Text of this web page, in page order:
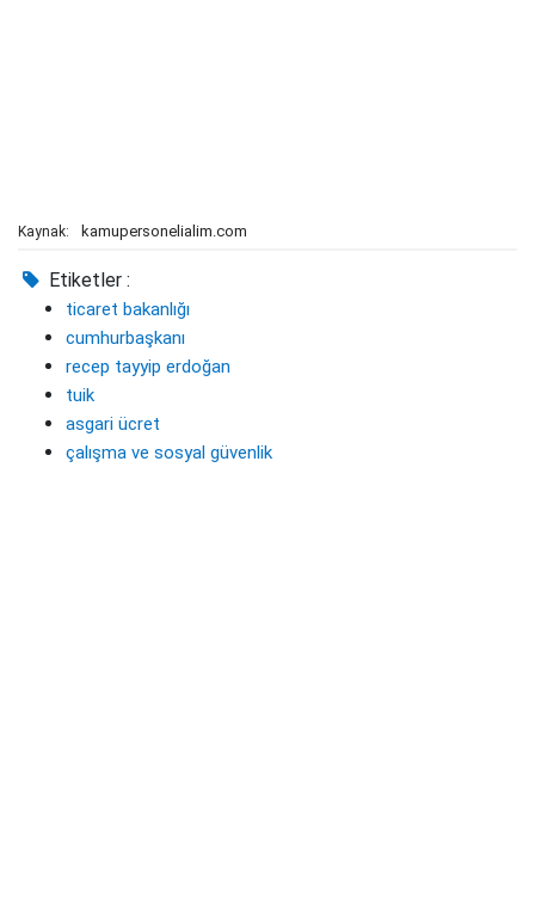
Kaynak: kamupersonelialim.com
Etiketler :
ticaret bakanlığı
cumhurbaşkanı
recep tayyip erdoğan
tuik
asgari ücret
çalışma ve sosyal güvenlik